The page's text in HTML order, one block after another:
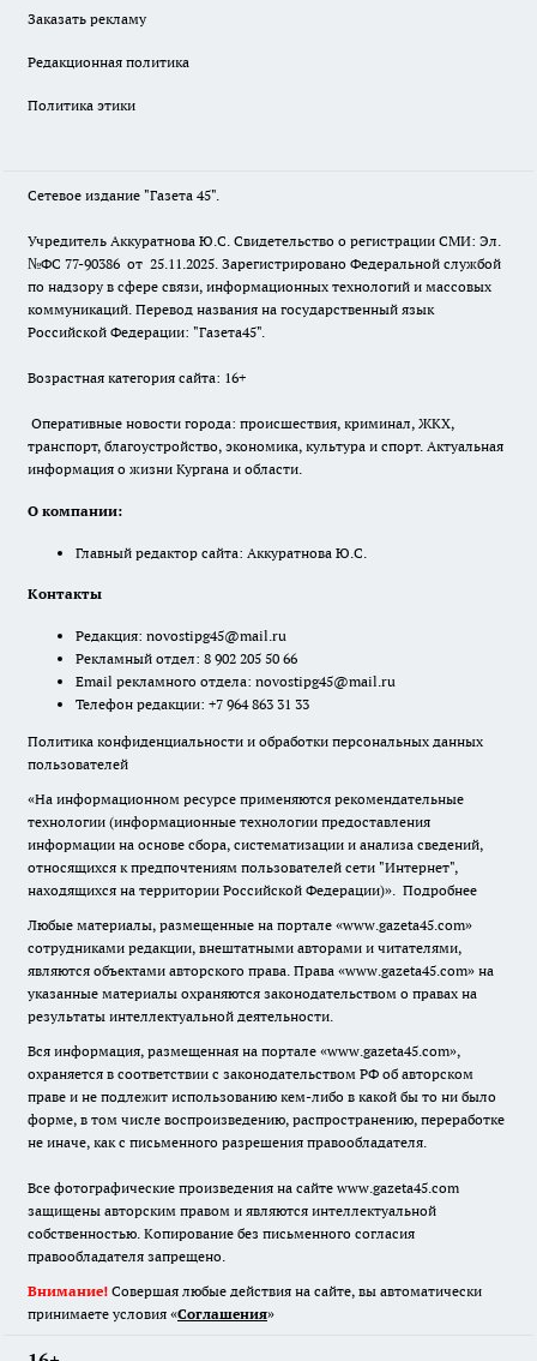
Заказать рекламу
Редакционная политика
Политика этики
Сетевое издание "Газета 45".
Учредитель Аккуратнова Ю.С. Свидетельство о регистрации СМИ: Эл.
№ФС 77-90386 от 25.11.2025. Зарегистрировано Федеральной службой
по надзору в сфере связи, информационных технологий и массовых
коммуникаций. Перевод названия на государственный язык
Российской Федерации: "Газета45".
Возрастная категория сайта: 16+
Оперативные новости города: происшествия, криминал, ЖКХ,
транспорт, благоустройство, экономика, культура и спорт. Актуальная
информация о жизни Кургана и области.
О компании:
Главный редактор сайта: Аккуратнова Ю.С.
Контакты
Редакция: novostipg45@mail.ru
Рекламный отдел: 8 902 205 50 66
Email рекламного отдела: novostipg45@mail.ru
Телефон редакции: +7 964 863 31 33
Политика конфиденциальности и обработки персональных данных
пользователей
«На информационном ресурсе применяются рекомендательные
технологии (информационные технологии предоставления
информации на основе сбора, систематизации и анализа сведений,
относящихся к предпочтениям пользователей сети "Интернет",
находящихся на территории Российской Федерации)». Подробнее
Любые материалы, размещенные на портале «www.gazeta45.com»
сотрудниками редакции, внештатными авторами и читателями,
являются объектами авторского права. Права «www.gazeta45.com» на
указанные материалы охраняются законодательством о правах на
результаты интеллектуальной деятельности.
Вся информация, размещенная на портале «www.gazeta45.com»,
охраняется в соответствии с законодательством РФ об авторском
праве и не подлежит использованию кем-либо в какой бы то ни было
форме, в том числе воспроизведению, распространению, переработке
не иначе, как с письменного разрешения правообладателя.
Все фотографические произведения на сайте www.gazeta45.com
защищены авторским правом и являются интеллектуальной
собственностью. Копирование без письменного согласия
правообладателя запрещено.
Внимание! Совершая любые действия на сайте, вы автоматически
принимаете условия «Cоглашения»